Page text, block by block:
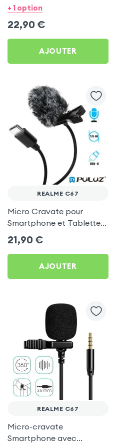
Pivotable avec Bonnette
+ 1 option
22,90 €
AJOUTER
REALME C67
Micro Cravate pour
Smartphone et Tablette
USB-C, Omnidirectionnel
avec Bonnette Anti-Vent,
Longueur 1,5m - Puluz
21,90 €
AJOUTER
REALME C67
Micro-cravate
Smartphone avec